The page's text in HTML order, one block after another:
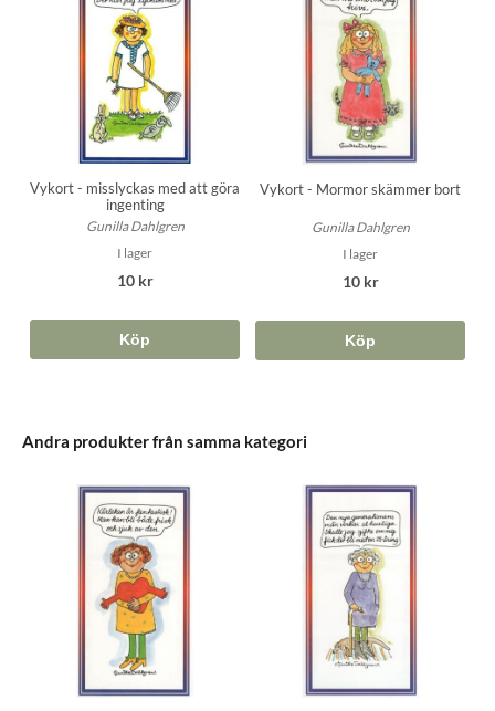
Vykort - misslyckas med att göra
ingenting
Gunilla Dahlgren
I lager
10 kr
Köp
Vykort - Mormor skämmer bort
Gunilla Dahlgren
I lager
10 kr
Köp
Andra produkter från samma kategori